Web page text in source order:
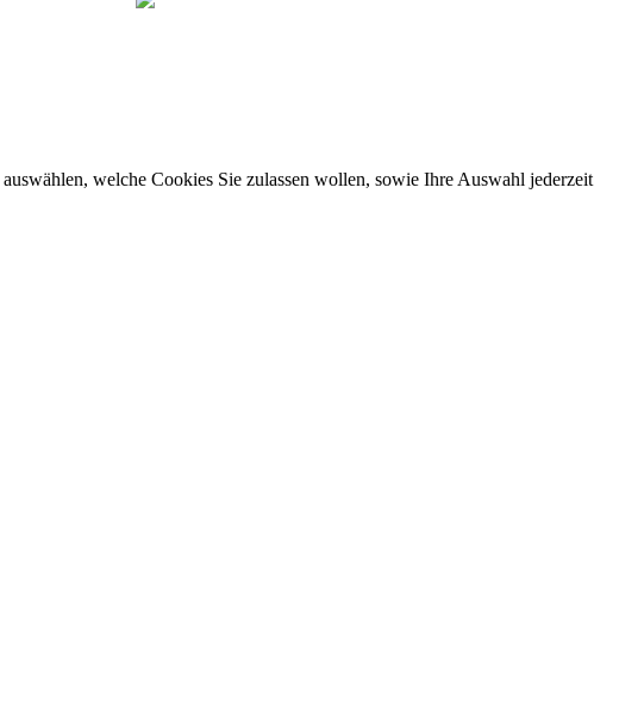
welche Cookies Sie zulassen wollen, sowie Ihre Auswahl jederzeit